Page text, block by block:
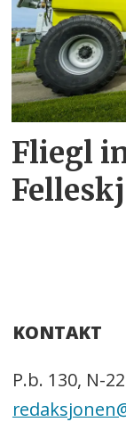
Fliegl
KONTAKT
P.b. 130, N-